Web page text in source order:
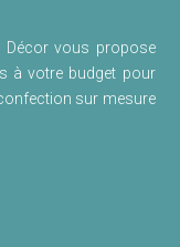
Décor vous propose
à votre budget pour
sur mesure